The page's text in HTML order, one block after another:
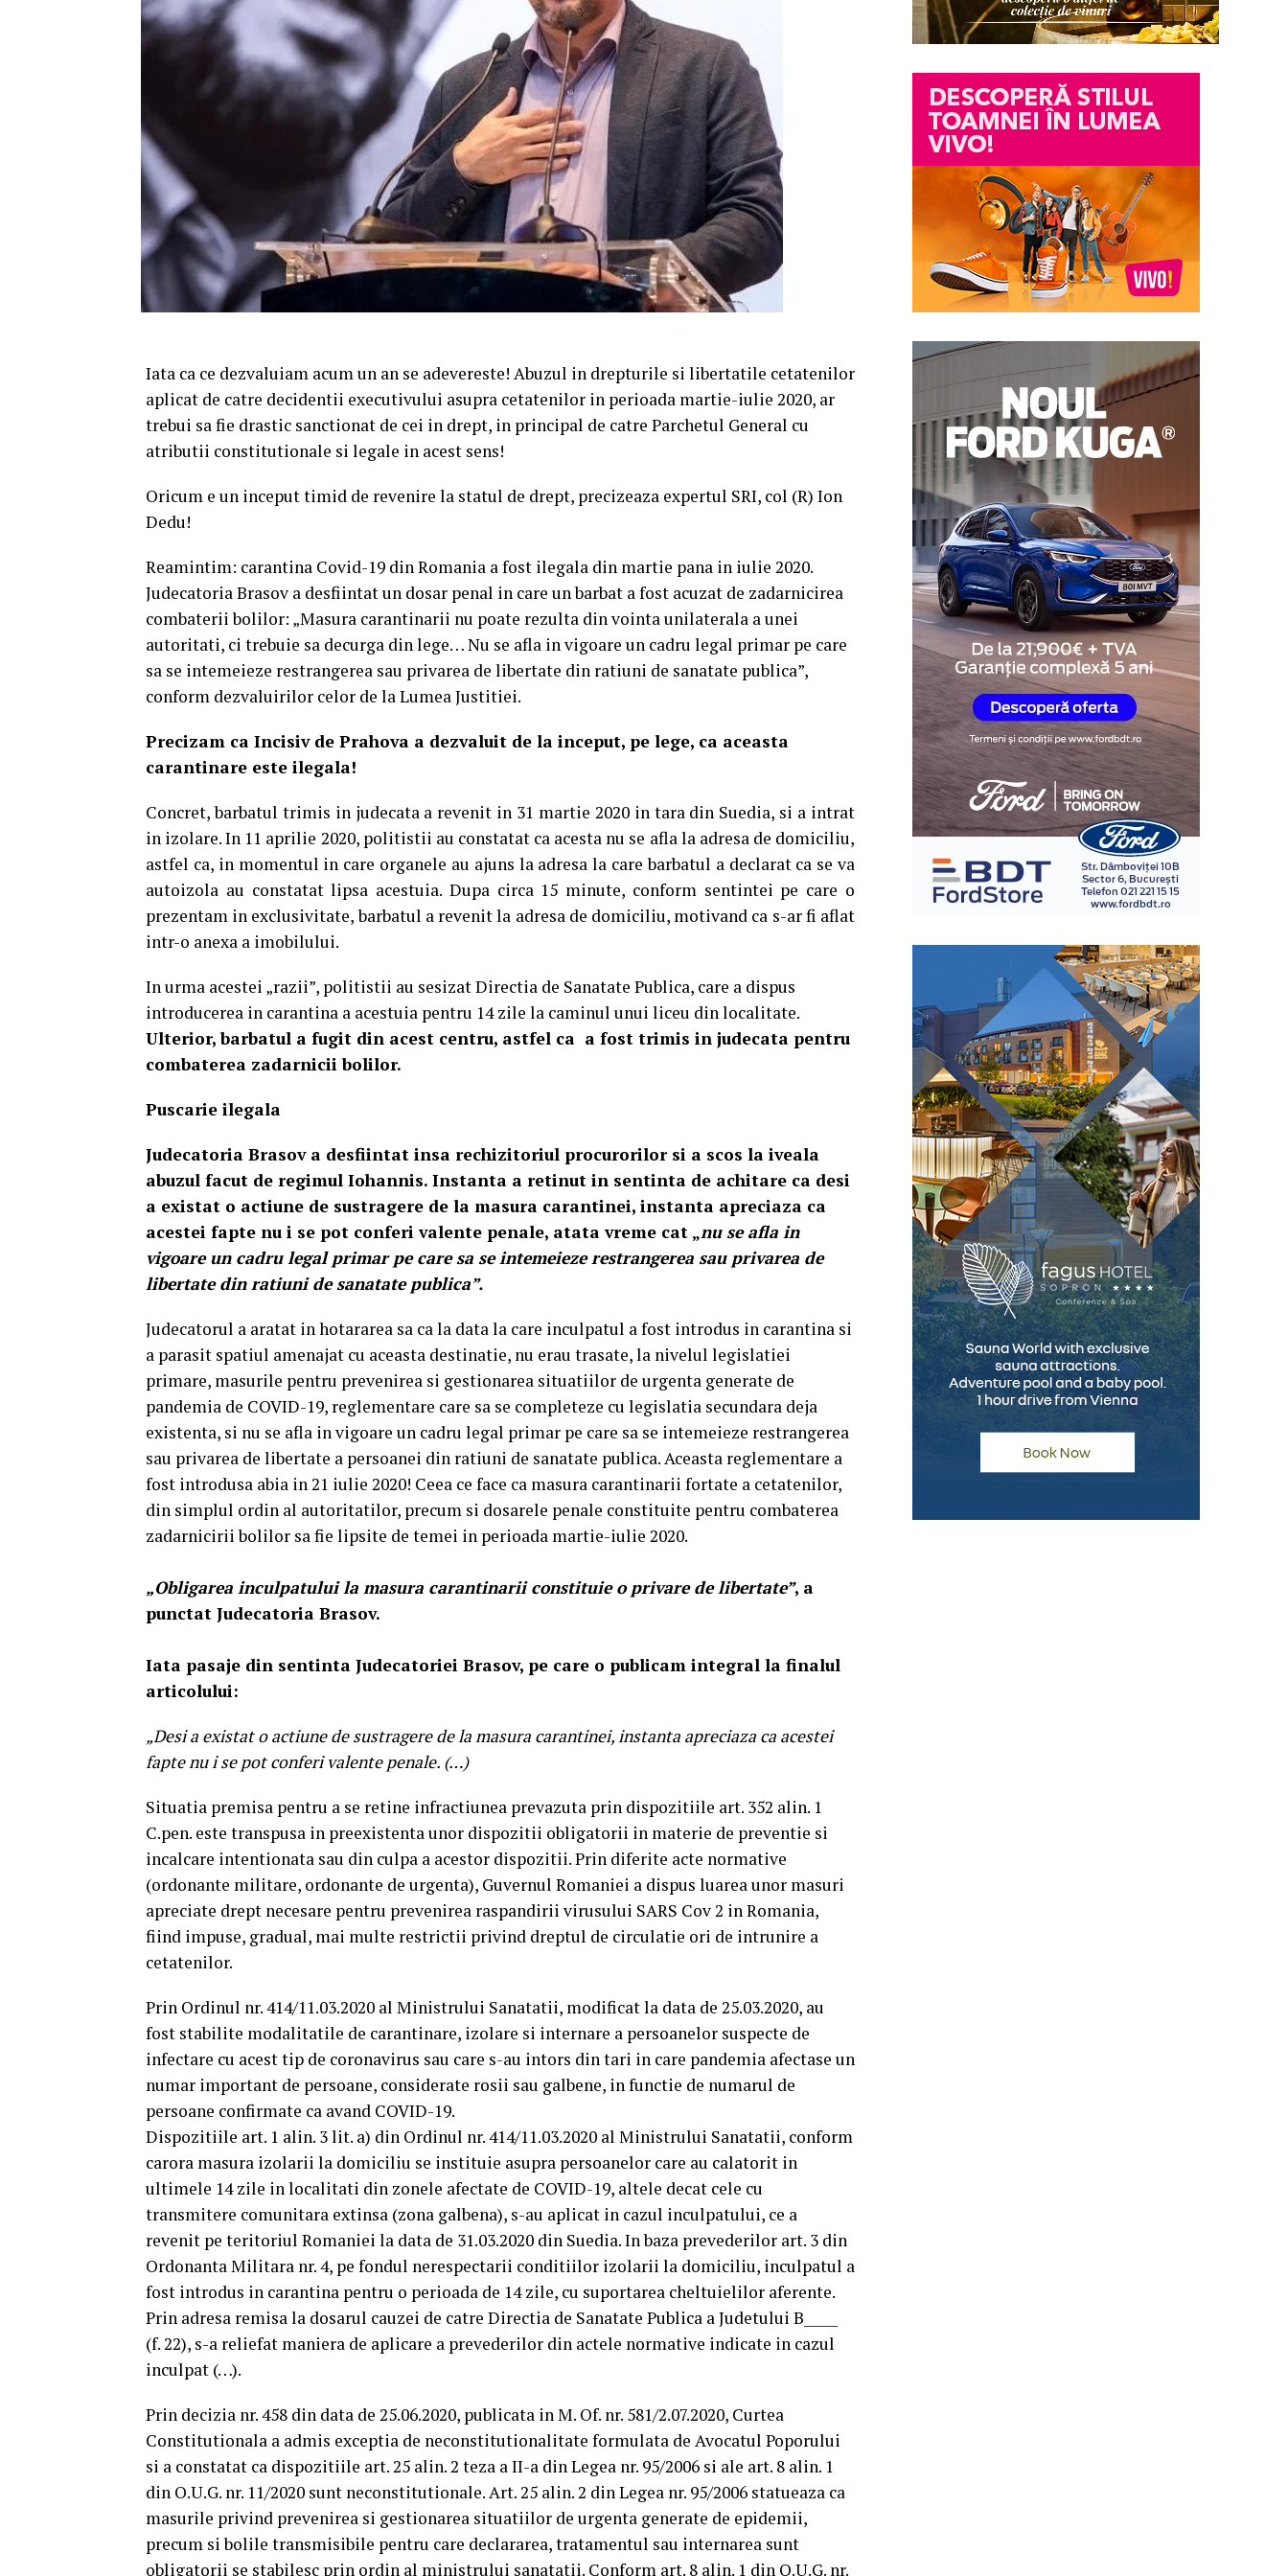
Iata ca ce dezvaluiam acum un an se adevereste! Abuzul in drepturile si libertatile cetatenilor
aplicat de catre decidentii executivului asupra cetatenilor in perioada martie-iulie 2020, ar
trebui sa fie drastic sanctionat de cei in drept, in principal de catre Parchetul General cu
atributii constitutionale si legale in acest sens!
Oricum e un inceput timid de revenire la statul de drept, precizeaza expertul SRI, col (R) Ion
Dedu!
Reamintim: carantina Covid-19 din Romania a fost ilegala din martie pana in iulie 2020.
Judecatoria Brasov a desfiintat un dosar penal in care un barbat a fost acuzat de zadarnicirea
combaterii bolilor: „Masura carantinarii nu poate rezulta din vointa unilaterala a unei
autoritati, ci trebuie sa decurga din lege… Nu se afla in vigoare un cadru legal primar pe care
sa se intemeieze restrangerea sau privarea de libertate din ratiuni de sanatate publica”,
conform dezvaluirilor celor de la Lumea Justitiei.
Precizam ca Incisiv de Prahova a dezvaluit de la inceput, pe lege, ca aceasta
carantinare este ilegala!
Concret, barbatul trimis in judecata a revenit in 31 martie 2020 in tara din Suedia, si a intrat
in izolare. In 11 aprilie 2020, politistii au constatat ca acesta nu se afla la adresa de domiciliu,
astfel ca, in momentul in care organele au ajuns la adresa la care barbatul a declarat ca se va
autoizola au constatat lipsa acestuia. Dupa circa 15 minute, conform sentintei pe care o
prezentam in exclusivitate, barbatul a revenit la adresa de domiciliu, motivand ca s-ar fi aflat
intr-o anexa a imobilului.
In urma acestei „razii”, politistii au sesizat Directia de Sanatate Publica, care a dispus
introducerea in carantina a acestuia pentru 14 zile la caminul unui liceu din localitate.
Ulterior, barbatul a fugit din acest centru, astfel ca a fost trimis in judecata pentru
combaterea zadarnicii bolilor.
Puscarie ilegala
Judecatoria Brasov a desfiintat insa rechizitoriul procurorilor si a scos la iveala
abuzul facut de regimul Iohannis. Instanta a retinut in sentinta de achitare ca desi
a existat o actiune de sustragere de la masura carantinei, instanta apreciaza ca
acestei fapte nu i se pot conferi valente penale, atata vreme cat „nu se afla in
vigoare un cadru legal primar pe care sa se intemeieze restrangerea sau privarea de
libertate din ratiuni de sanatate publica”.
Judecatorul a aratat in hotararea sa ca la data la care inculpatul a fost introdus in carantina si
a parasit spatiul amenajat cu aceasta destinatie, nu erau trasate, la nivelul legislatiei
primare, masurile pentru prevenirea si gestionarea situatiilor de urgenta generate de
pandemia de COVID-19, reglementare care sa se completeze cu legislatia secundara deja
existenta, si nu se afla in vigoare un cadru legal primar pe care sa se intemeieze restrangerea
sau privarea de libertate a persoanei din ratiuni de sanatate publica. Aceasta reglementare a
fost introdusa abia in 21 iulie 2020! Ceea ce face ca masura carantinarii fortate a cetatenilor,
din simplul ordin al autoritatilor, precum si dosarele penale constituite pentru combaterea
zadarnicirii bolilor sa fie lipsite de temei in perioada martie-iulie 2020.
„Obligarea inculpatului la masura carantinarii constituie o privare de libertate”, a
punctat Judecatoria Brasov.
Iata pasaje din sentinta Judecatoriei Brasov, pe care o publicam integral la finalul
articolului:
„Desi a existat o actiune de sustragere de la masura carantinei, instanta apreciaza ca acestei
fapte nu i se pot conferi valente penale. (…)
Situatia premisa pentru a se retine infractiunea prevazuta prin dispozitiile art. 352 alin. 1
C.pen. este transpusa in preexistenta unor dispozitii obligatorii in materie de preventie si
incalcare intentionata sau din culpa a acestor dispozitii. Prin diferite acte normative
(ordonante militare, ordonante de urgenta), Guvernul Romaniei a dispus luarea unor masuri
apreciate drept necesare pentru prevenirea raspandirii virusului SARS Cov 2 in Romania,
fiind impuse, gradual, mai multe restrictii privind dreptul de circulatie ori de intrunire a
cetatenilor.
Prin Ordinul nr. 414/11.03.2020 al Ministrului Sanatatii, modificat la data de 25.03.2020, au
fost stabilite modalitatile de carantinare, izolare si internare a persoanelor suspecte de
infectare cu acest tip de coronavirus sau care s-au intors din tari in care pandemia afectase un
numar important de persoane, considerate rosii sau galbene, in functie de numarul de
persoane confirmate ca avand COVID-19.
Dispozitiile art. 1 alin. 3 lit. a) din Ordinul nr. 414/11.03.2020 al Ministrului Sanatatii, conform
carora masura izolarii la domiciliu se instituie asupra persoanelor care au calatorit in
ultimele 14 zile in localitati din zonele afectate de COVID-19, altele decat cele cu
transmitere comunitara extinsa (zona galbena), s-au aplicat in cazul inculpatului, ce a
revenit pe teritoriul Romaniei la data de 31.03.2020 din Suedia. In baza prevederilor art. 3 din
Ordonanta Militara nr. 4, pe fondul nerespectarii conditiilor izolarii la domiciliu, inculpatul a
fost introdus in carantina pentru o perioada de 14 zile, cu suportarea cheltuielilor aferente.
Prin adresa remisa la dosarul cauzei de catre Directia de Sanatate Publica a Judetului B_____
(f. 22), s-a reliefat maniera de aplicare a prevederilor din actele normative indicate in cazul
inculpat (…).
Prin decizia nr. 458 din data de 25.06.2020, publicata in M. Of. nr. 581/2.07.2020, Curtea
Constitutionala a admis exceptia de neconstitutionalitate formulata de Avocatul Poporului
si a constatat ca dispozitiile art. 25 alin. 2 teza a II-a din Legea nr. 95/2006 si ale art. 8 alin. 1
din O.U.G. nr. 11/2020 sunt neconstitutionale. Art. 25 alin. 2 din Legea nr. 95/2006 statueaza ca
masurile privind prevenirea si gestionarea situatiilor de urgenta generate de epidemii,
precum si bolile transmisibile pentru care declararea, tratamentul sau internarea sunt
obligatorii se stabilesc prin ordin al ministrului sanatatii. Conform art. 8 alin. 1 din O.U.G. nr.